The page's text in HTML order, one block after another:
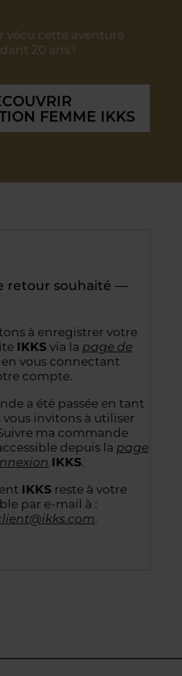
vécu cette aventure
20 ans !
FEMME IKKS
retour souhaité —
à enregistrer votre
IKKS via la page de
en vous connectant
compte.
a été passée en tant
invitons à utiliser
ma commande
depuis la page
IKKS.
IKKS reste à votre
par e-mail à :
.